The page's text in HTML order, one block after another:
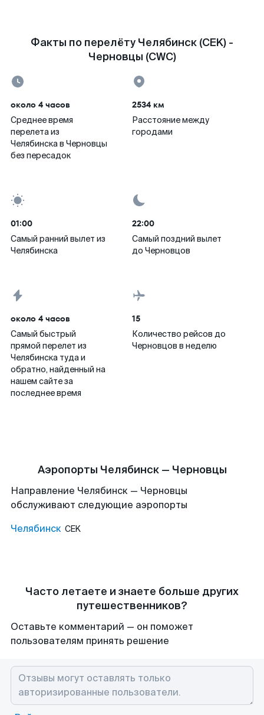
Факты по перелёту Челябинск (CEK) -
Черновцы (CWC)
около 4 часов
Среднее время
перелета из
Челябинска в Черновцы
без пересадок
2534 км
Расстояние между
городами
01:00
Самый ранний вылет из
Челябинска
22:00
Самый поздний вылет
до Черновцов
около 4 часов
Самый быстрый
прямой перелет из
Челябинска туда и
обратно, найденный на
нашем сайте за
последнее время
15
Количество рейсов до
Черновцов в неделю
Аэропорты Челябинск — Черновцы
Направление Челябинск — Черновцы
обслуживают следующие аэропорты
Челябинск CEK
Часто летаете и знаете больше других
путешественников?
Оставьте комментарий — он поможет
пользователям принять решение